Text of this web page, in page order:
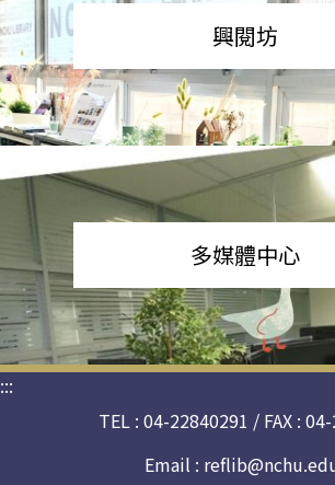
興閱坊
多媒體中心
:::
TEL : 04-22840291 / FAX :
Email :